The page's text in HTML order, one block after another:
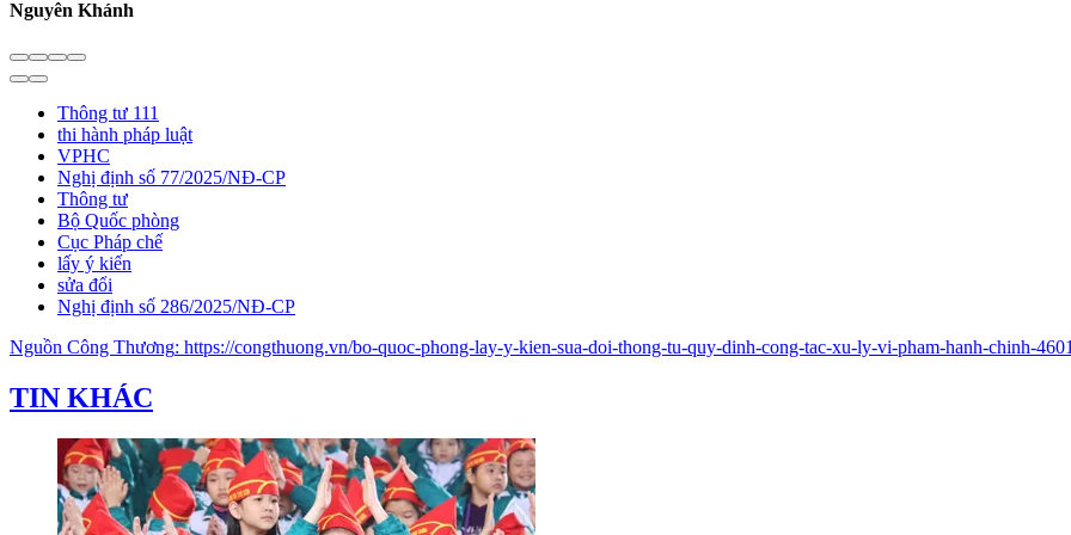
Nguyên Khánh
Thông tư 111
thi hành pháp luật
VPHC
Nghị định số 77/2025/NĐ-CP
Thông tư
Bộ Quốc phòng
Cục Pháp chế
lấy ý kiến
sửa đổi
Nghị định số 286/2025/NĐ-CP
Nguồn Công Thương: https://congthuong.vn/bo-quoc-phong-lay-y-kien-sua-doi-thong-tu-quy-dinh-cong-tac-xu-ly-vi-pham-hanh-chinh-
TIN KHÁC